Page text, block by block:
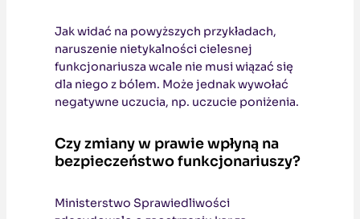
Jak widać na powyższych przykładach,
naruszenie nietykalności cielesnej
funkcjonariusza wcale nie musi wiązać się
dla niego z bólem. Może jednak wywołać
negatywne uczucia, np. uczucie poniżenia.
Czy zmiany w prawie wpłyną na
bezpieczeństwo funkcjonariuszy?
Ministerstwo Sprawiedliwości